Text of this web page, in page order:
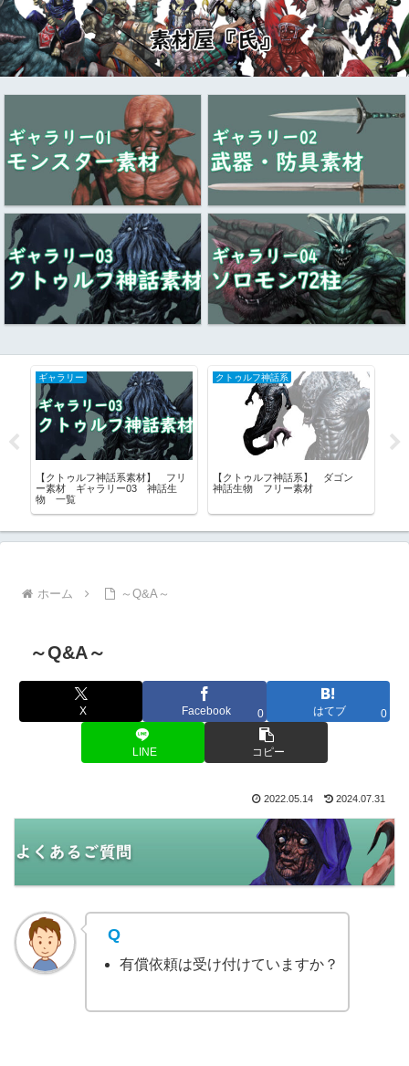
ギャラリー
【クトゥルフ神話系素材】 フリ
ー素材 ギャラリー03 神話生
物 一覧
クトゥルフ神話系
【クトゥルフ神話系】 ダゴン
神話生物 フリー素材
ホーム ～Q&A～
～Q&A～
X Facebook 0 はてブ 0
LINE コピー
2022.05.14 2024.07.31
Q
有償依頼は受け付けていますか？